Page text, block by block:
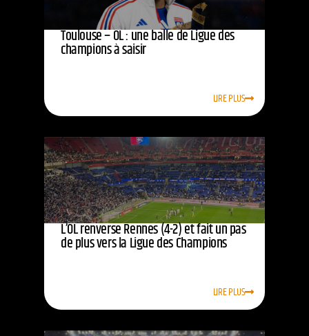
Toulouse – OL : une balle de Ligue des
champions à saisir
LIRE PLUS
L’OL renverse Rennes (4-2) et fait un pas
de plus vers la Ligue des Champions
LIRE PLUS